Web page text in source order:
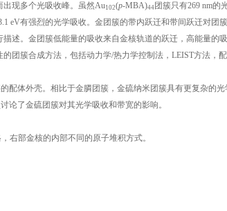
现多个光吸收峰。虽然Au102(p-MBA)44 团簇只有269 nm的
eV有强烈的光学吸收。金团簇的带内跃迁和带间跃迁对团
述。金团簇低能量的吸收来自金核轨道的跃迁，高能量的
团簇合成方法，包括动力学/热力学控制法，LEIST方法，
配体外壳。相比于金膦团簇，金硫纳米团簇具有更复杂的
论了金硫团簇对其光学吸收和带宽的影响。
右部金核的内部不同的原子堆积方式。